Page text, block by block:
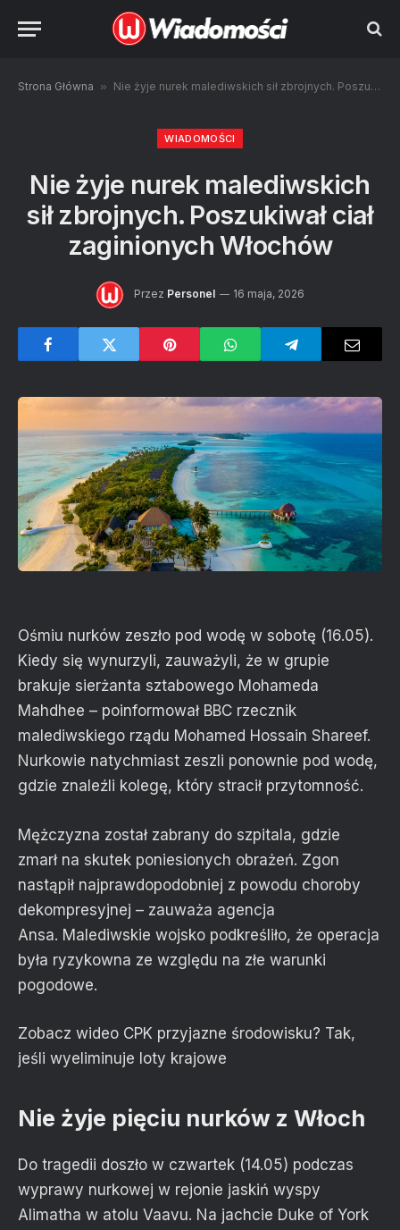
Strona Główna » Nie żyje nurek malediwskich sił zbrojnych. Poszukiwał ciał zaginionych Włochów
WIADOMOŚCI
Nie żyje nurek malediwskich
sił zbrojnych. Poszukiwał ciał
zaginionych Włochów
Przez Personel 16 maja, 2026
Ośmiu nurków zeszło pod wodę w sobotę (16.05).
Kiedy się wynurzyli, zauważyli, że w grupie
brakuje sierżanta sztabowego Mohameda
Mahdhee – poinformował BBC rzecznik
malediwskiego rządu Mohamed Hossain Shareef.
Nurkowie natychmiast zeszli ponownie pod wodę,
gdzie znaleźli kolegę, który stracił przytomność.
Mężczyzna został zabrany do szpitala, gdzie
zmarł na skutek poniesionych obrażeń. Zgon
nastąpił najprawdopodobniej z powodu choroby
dekompresyjnej – zauważa agencja
Ansa. Malediwskie wojsko podkreśliło, że operacja
była ryzykowna ze względu na złe warunki
pogodowe.
Zobacz wideo CPK przyjazne środowisku? Tak,
jeśli wyeliminuje loty krajowe
Nie żyje pięciu nurków z Włoch
Do tragedii doszło w czwartek (14.05) podczas
wyprawy nurkowej w rejonie jaskiń wyspy
Alimatha w atolu Vaavu. Na jachcie Duke of York